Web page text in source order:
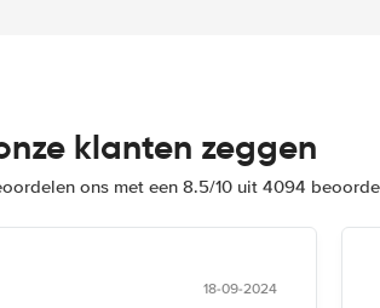
klanten zeggen
ons met een 8.5/10 uit 4094
18-09-2024